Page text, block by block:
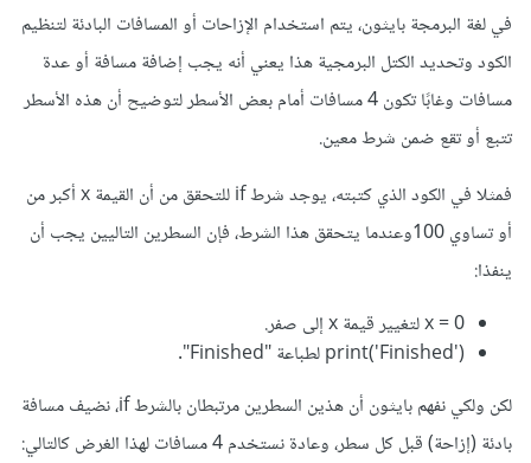
في لغة البرمجة بايثون، يتم استخدام الإزاحات أو المسافات البادئة لتنظيم
الكود وتحديد الكتل البرمجية هذا يعني أنه يجب إضافة مسافة أو عدة
مسافات وغابًا تكون 4 مسافات أمام بعض الأسطر لتوضيح أن هذه الأسطر
تتبع أو تقع ضمن شرط معين.
فمثلا في الكود الذي كتبته، يوجد شرط if للتحقق من أن القيمة x أكبر من
أو تساوي 100وعندما يتحقق هذا الشرط، فإن السطرين التاليين يجب أن
ينفذا:
x = 0 لتغيير قيمة x إلى صفر.
print('Finished') لطباعة "Finished".
لكن ولكي نفهم بايثون أن هذين السطرين مرتبطان بالشرط if، نضيف مسافة
بادئة (إزاحة) قبل كل سطر، وعادة نستخدم 4 مسافات لهذا الغرض كالتالي: